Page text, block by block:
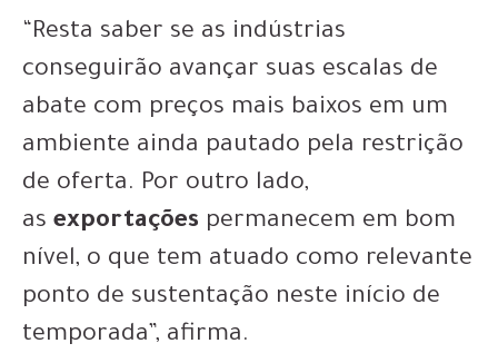
“Resta saber se as indústrias
conseguirão avançar suas escalas de
abate com preços mais baixos em um
ambiente ainda pautado pela restrição
de oferta. Por outro lado,
as exportações permanecem em bom
nível, o que tem atuado como relevante
ponto de sustentação neste início de
temporada”, afirma.